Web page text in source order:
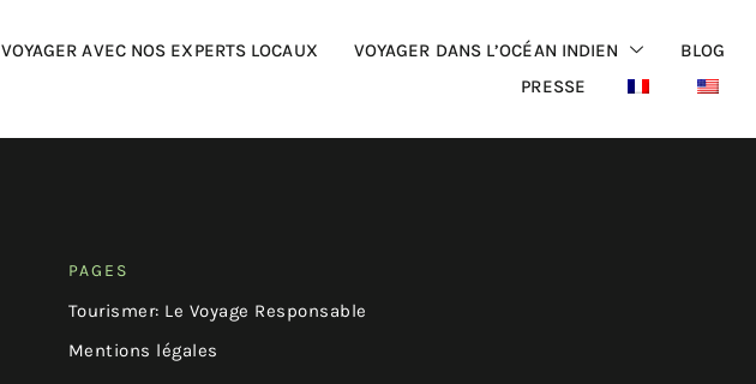
VOYAGER AVEC NOS EXPERTS LOCAUX VOYAGER DANS L’OCÉAN INDIEN
BLOG
PRESSE
PAGES
Tourismer: Le Voyage Responsable
Mentions légales